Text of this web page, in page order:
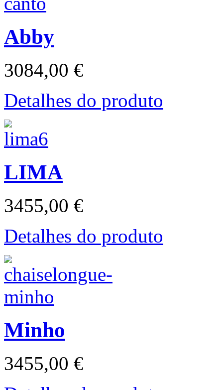
Abby
3084,00 €
Detalhes do produto
LIMA
3455,00 €
Detalhes do produto
Minho
3455,00 €